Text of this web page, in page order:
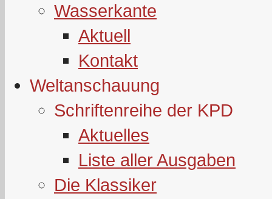
Wasserkante
Aktuell
Kontakt
Weltanschauung
Schriftenreihe der KPD
Aktuelles
Liste aller Ausgaben
Die Klassiker